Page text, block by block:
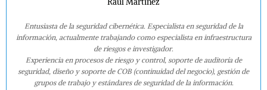
Entusiasta de la seguridad cibernética. Especialista en seguridad de la
información, actualmente trabajando como especialista en infraestructura
de riesgos e investigador.
Experiencia en procesos de riesgo y control, soporte de auditoría de
seguridad, diseño y soporte de COB (continuidad del negocio), gestión de
grupos de trabajo y estándares de seguridad de la información.